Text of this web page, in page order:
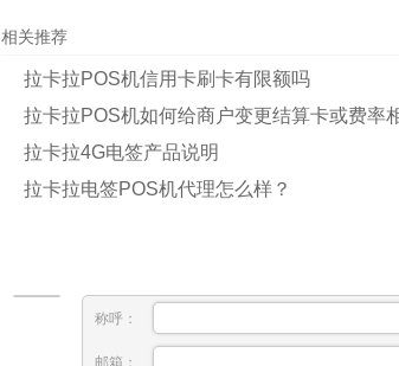
相关推荐
拉卡拉POS机信用卡刷卡有限额吗
拉卡拉POS机如何给商户变更结算卡或费率
拉卡拉4G电签产品说明
拉卡拉电签POS机代理怎么样？
称呼：
邮箱：